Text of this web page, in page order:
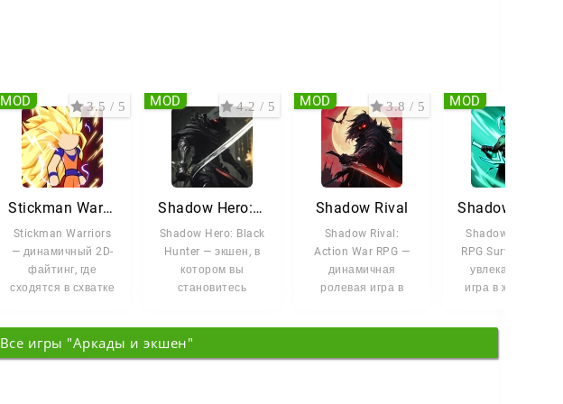
Stickman Warriors
Stickman Warriors
— динамичный 2D-
файтинг, где
сходятся в схватке
знаковыми
3.5 / 5
MOD
Shadow Hero: Black Hunter
Shadow Hero: Black
Hunter — экшен, в
котором вы
становитесь
силами
4.2 / 5
MOD
Shadow Rival
Shadow Rival:
Action War RPG —
динамичная
ролевая игра в
3.8 / 5
MOD
Shadow War: Idle
RPG Survival — это
увлекательная
игра в жанре idle
MOD
Все игры "Аркады и экшен"